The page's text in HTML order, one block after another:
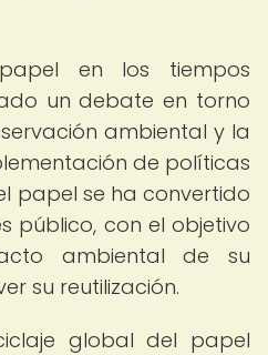
en los tiempos
un debate en torno
ambiental y la
de políticas
papel se ha convertido
público, con el objetivo
ambiental de su
su reutilización.
global del papel